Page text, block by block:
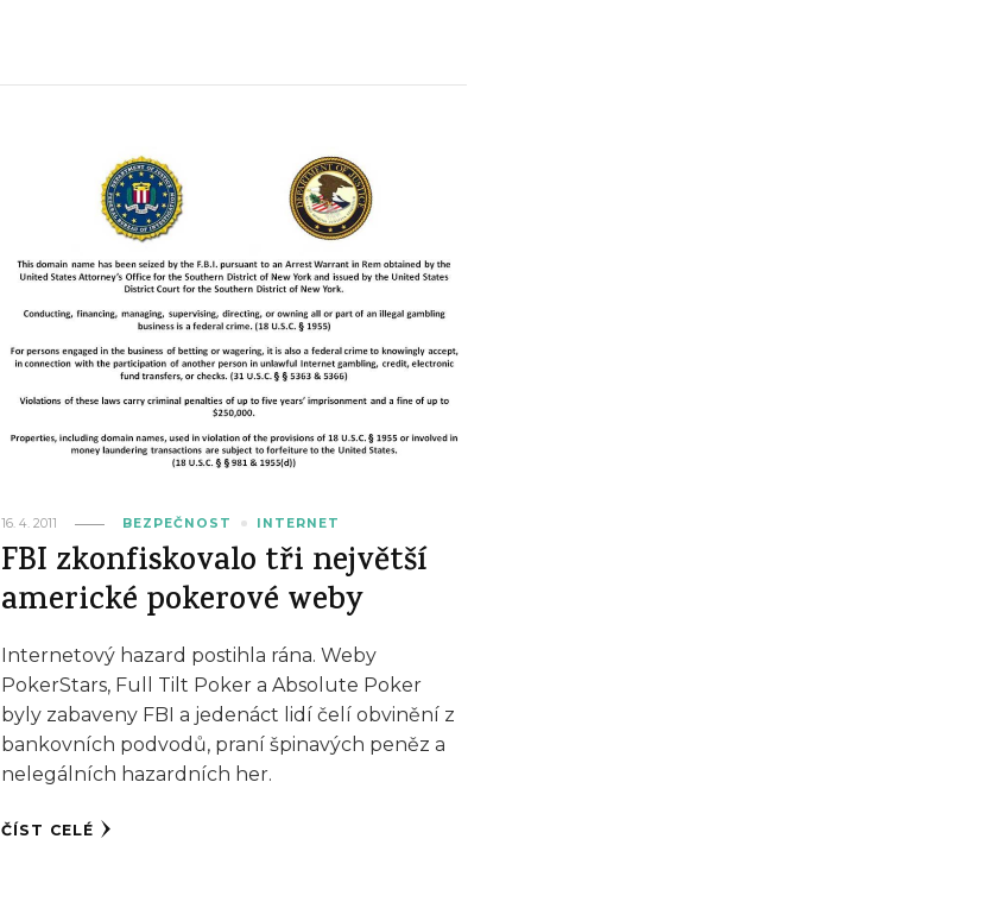
16. 4. 2011 BEZPEČNOST INTERNET
FBI zkonfiskovalo tři největší
americké pokerové weby
Internetový hazard postihla rána. Weby
PokerStars, Full Tilt Poker a Absolute Poker
byly zabaveny FBI a jedenáct lidí čelí obvinění z
bankovních podvodů, praní špinavých peněz a
nelegálních hazardních her.
ČÍST CELÉ